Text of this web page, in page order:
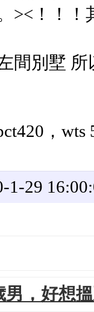
><！！
間別墅
，
1-29
男，好想